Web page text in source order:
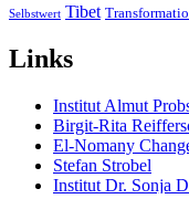
Selbstwert Tibet
Links
Institut Almut
Birgit-Rita
El-Nomany
Stefan Strobel
Institut Dr. Sonja